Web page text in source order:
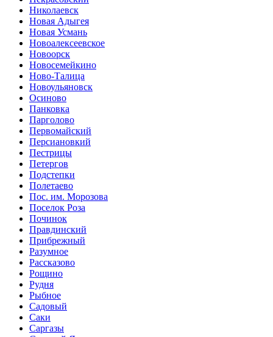
Николаевск
Новая Адыгея
Новая Усмань
Новоалексеевское
Новоорск
Новосемейкино
Ново-Талица
Новоульяновск
Осиново
Панковка
Парголово
Первомайский
Персиановкий
Пестрицы
Петергов
Подстепки
Полетаево
Пос. им. Морозова
Поселок Роза
Починок
Правдинский
Прибрежный
Разумное
Рассказово
Рощино
Рудня
Рыбное
Садовый
Саки
Саргазы